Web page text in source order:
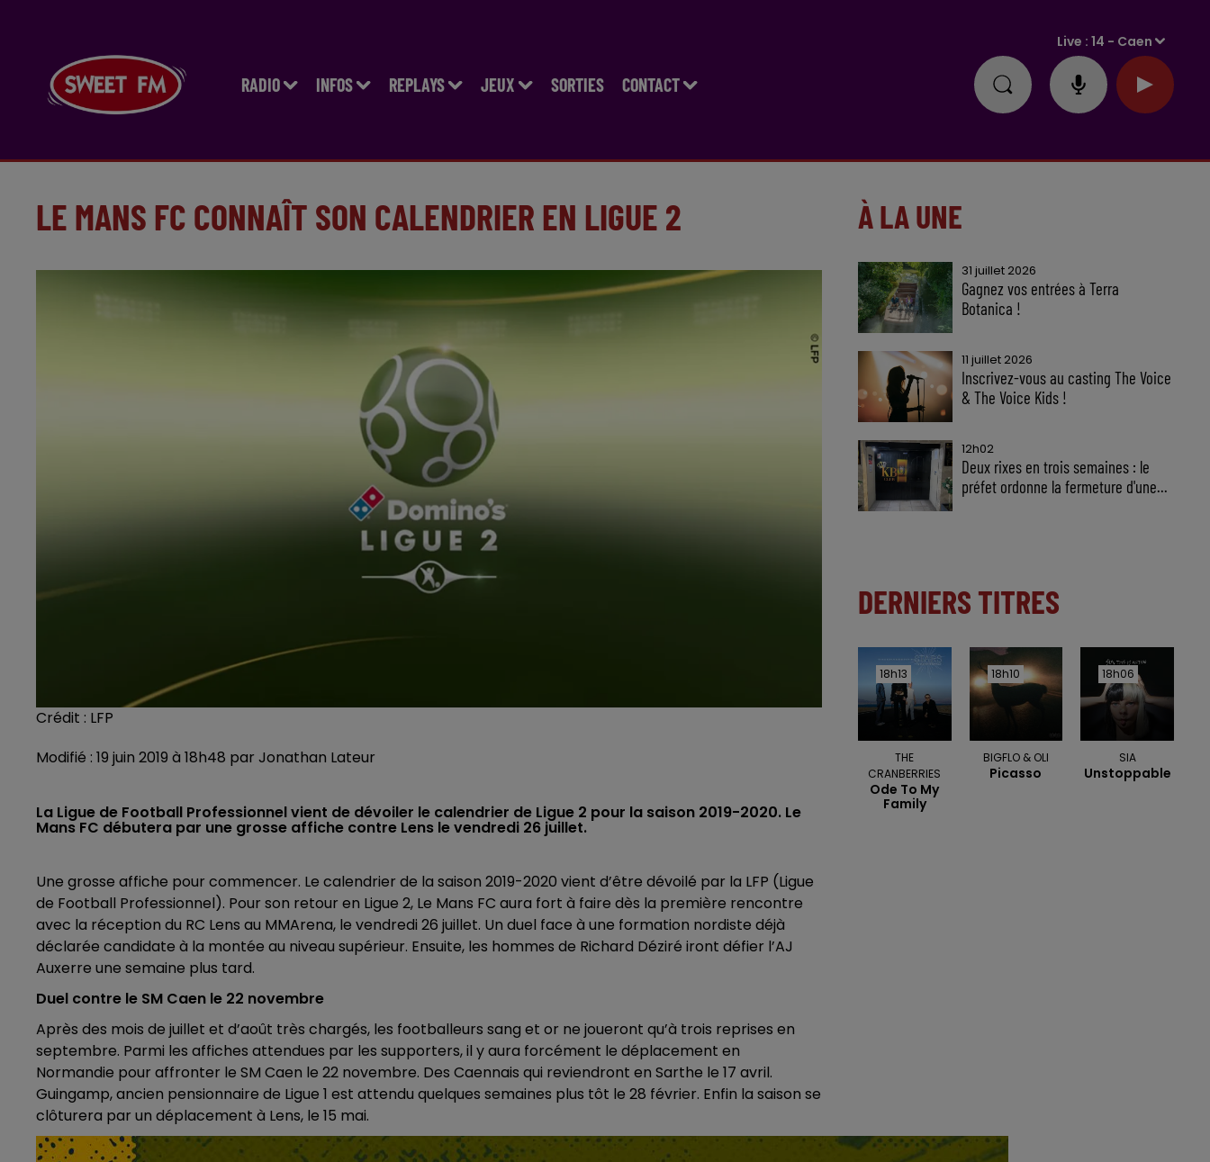
RADIO INFOS REPLAYS JEUX SORTIES CONTACT
Live :14 - Caen
LE MANS FC CONNAÎT SON CALENDRIER EN LIGUE 2
Crédit : LFP
Modifié : 19 juin 2019 à 18h48 par Jonathan Lateur
La Ligue de Football Professionnel vient de dévoiler le calendrier de Ligue 2 pour la saison 2019-2020. Le
Mans FC débutera par une grosse affiche contre Lens le vendredi 26 juillet.
Une grosse affiche pour commencer. Le calendrier de la saison 2019-2020 vient d’être dévoilé par la LFP (Ligue
de Football Professionnel). Pour son retour en Ligue 2, Le Mans FC aura fort à faire dès la première rencontre
avec la réception du RC Lens au MMArena, le vendredi 26 juillet. Un duel face à une formation nordiste déjà
déclarée candidate à la montée au niveau supérieur. Ensuite, les hommes de Richard Déziré iront défier l’AJ
Auxerre une semaine plus tard.
Duel contre le SM Caen le 22 novembre
Après des mois de juillet et d’août très chargés, les footballeurs sang et or ne joueront qu’à trois reprises en
septembre. Parmi les affiches attendues par les supporters, il y aura forcément le déplacement en
Normandie pour affronter le SM Caen le 22 novembre. Des Caennais qui reviendront en Sarthe le 17 avril.
Guingamp, ancien pensionnaire de Ligue 1 est attendu quelques semaines plus tôt le 28 février. Enfin la saison se
clôturera par un déplacement à Lens, le 15 mai.
À LA UNE
31 juillet 2026
Gagnez vos entrées à Terra
Botanica !
11 juillet 2026
Inscrivez-vous au casting The Voice
& The Voice Kids !
12h02
Deux rixes en trois semaines : le
préfet ordonne la fermeture d'une...
DERNIERS TITRES
18h13
18h13
THE
CRANBERRIES
Ode To My
Family
18h10
18h10
BIGFLO & OLI
Picasso
18h06
18h06
SIA
Unstoppable